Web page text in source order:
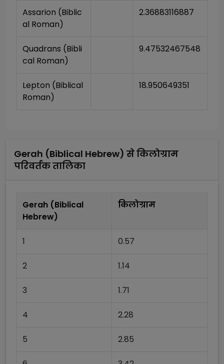
Assarion (Biblic
al Roman)
2.36883116887
Quadrans (Bibli
cal Roman)
9.47532467548
Lepton (Biblical
Roman)
18.950649351
Gerah (Biblical Hebrew) सेकिलोग्राम
परिवर्तक तालिका
Gerah (Biblical
Hebrew)
किलोग्राम
1 0.57
2 1.14
3 1.71
4 2.28
5 2.85